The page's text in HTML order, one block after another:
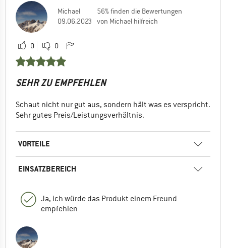
Michael
09.06.2023
56% finden die Bewertungen
von Michael hilfreich
0 0
SEHR ZU EMPFEHLEN
Schaut nicht nur gut aus, sondern hält was es verspricht.
Sehr gutes Preis/Leistungsverhältnis.
VORTEILE
EINSATZBEREICH
Ja, ich würde das Produkt einem Freund
empfehlen